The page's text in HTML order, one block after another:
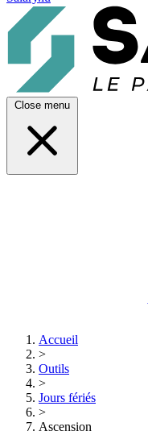
Close menu
Accueil
>
Outils
>
Jours fériés
>
Ascension